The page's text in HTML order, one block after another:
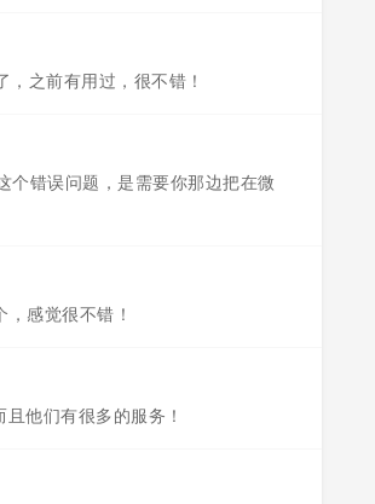
之前有用过，很不错！
个错误问题，是需要你那边把在微
感觉很不错！
他们有很多的服务！